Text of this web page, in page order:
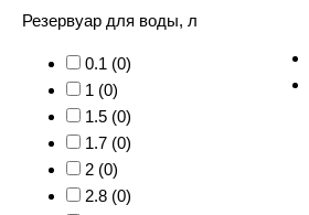
Резервуар для воды, л
0.1 (0)
1 (0)
1.5 (0)
1.7 (0)
2 (0)
2.8 (0)